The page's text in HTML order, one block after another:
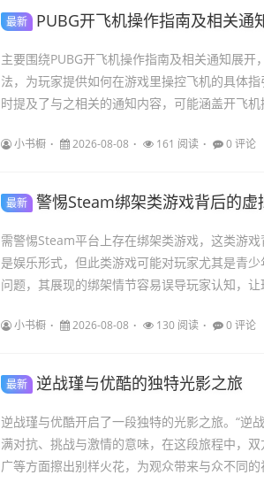
最新 PUBG开飞机操作指南及相关通
主要围绕PUBG开飞机操作指南及相关通知展开
法，为玩家提供如何在游戏里操控飞机的具体
时提及了与之相关的通知内容，可能涵盖开飞
小书橱 2026-08-08 161 阅读 0 评论
最新 警惕Steam绑架类游戏背后的虚
需警惕Steam平台上存在绑架类游戏，这类游
是娱乐形式，但此类游戏可能对玩家尤其是青
问题，其展现的绑架情节容易误导玩家认知，
小书橱 2026-08-08 130 阅读 0 评论
最新 逆战瑾与优酷的独特光影之旅
逆战瑾与优酷开启了一段独特的光影之旅。“逆
满对抗、挑战与激情的意味，在这段旅程中，
广等方面擦出别样火花，为观众带来与众不同